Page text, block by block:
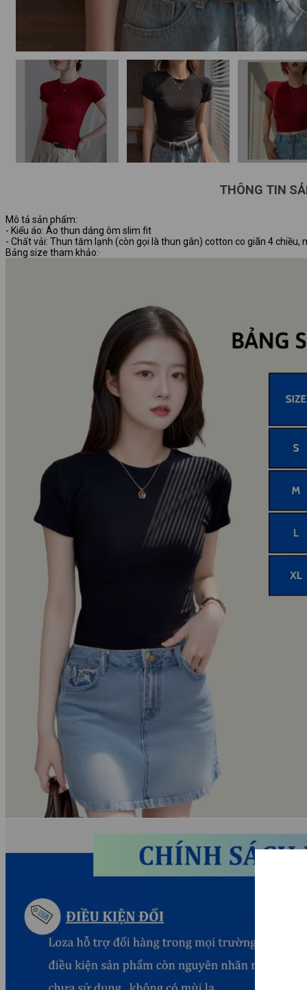
THÔNG TIN
Mô tả sản phẩm:
- Kiểu áo: Áo thun dáng ôm slim fit
- Chất vải: Thun tăm lạnh (còn gọi là thun gân) cotton co giãn 4 chiều,
Bảng size tham khảo:·